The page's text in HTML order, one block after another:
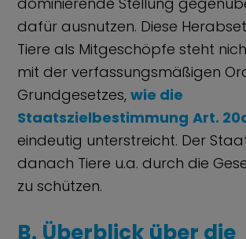
dafür ausnutzen. Diese
Tiere als Mitgeschöpfe steht
mit der verfassungsmäßigen
Grundgesetzes,wie die
Staatszielbestimmung Art.
eindeutig unterstreicht. Der
danach Tiere u.a. durch die
zu schützen.
B. Überblick über die